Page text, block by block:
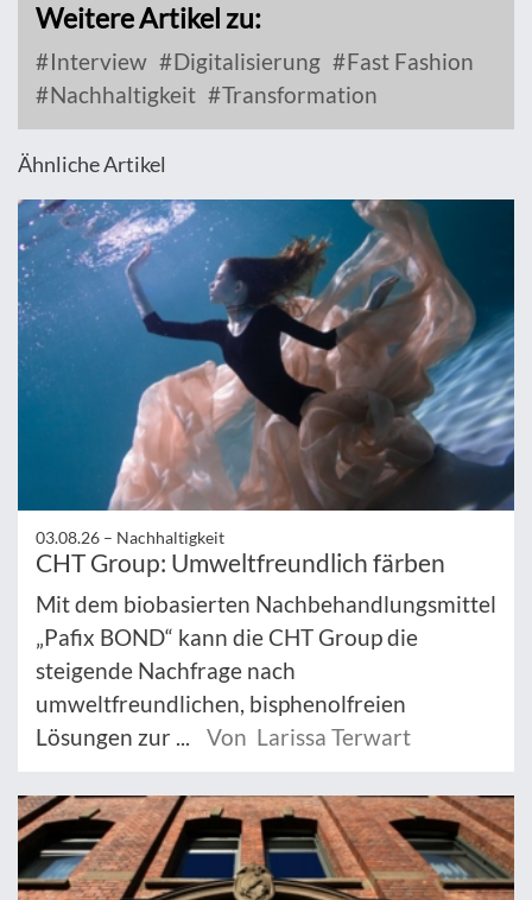
Weitere Artikel zu:
Interview Digitalisierung
Fast Fashion
Nachhaltigkeit
Transformation
Ähnliche Artikel
03.08.26 – Nachhaltigkeit
CHT Group: Umweltfreundlich färben
Mit dem biobasierten Nachbehandlungsmittel
„Pafix BOND“ kann die CHT Group die
steigende Nachfrage nach
umweltfreundlichen, bisphenolfreien
Lösungen zur ...
Von Larissa Terwart